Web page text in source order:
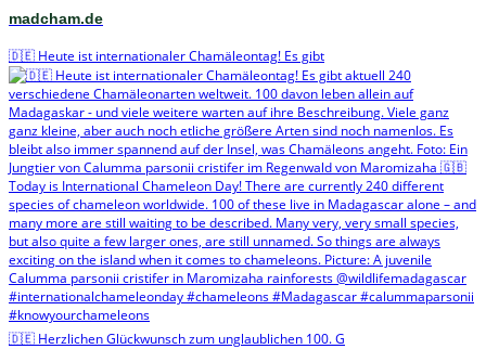
madcham.de
🇩🇪 Heute ist internationaler Chamäleontag! Es gibt
🇩🇪 Herzlichen Glückwunsch zum unglaublichen 100. G